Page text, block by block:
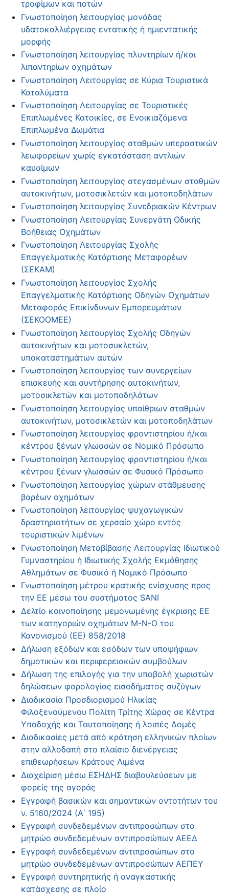
τροφίμων και ποτών
Γνωστοποίηση λειτουργίας μονάδας
υδατοκαλλιέργειας εντατικής ή ημιεντατικής
μορφής
Γνωστοποίηση λειτουργίας πλυντηρίων ή/και
λιπαντηρίων οχημάτων
Γνωστοποίηση Λειτουργίας σε Κύρια Τουριστικά
Καταλύματα
Γνωστοποίηση Λειτουργίας σε Τουριστικές
Επιπλωμένες Κατοικίες, σε Ενοικιαζόμενα
Επιπλωμένα Δωμάτια
Γνωστοποίηση λειτουργίας σταθμών υπεραστικών
λεωφορείων χωρίς εγκατάσταση αντλιών
καυσίμων
Γνωστοποίηση λειτουργίας στεγασμένων σταθμών
αυτοκινήτων, μοτοσικλετών και μοτοποδηλάτων
Γνωστοποίηση λειτουργίας Συνεδριακών Κέντρων
Γνωστοποίηση Λειτουργίας Συνεργάτη Οδικής
Βοήθειας Οχημάτων
Γνωστοποίηση Λειτουργίας Σχολής
Επαγγελματικής Κατάρτισης Μεταφορέων
(ΣΕΚΑΜ)
Γνωστοποίηση λειτουργίας Σχολής
Επαγγελματικής Κατάρτισης Οδηγών Οχημάτων
Μεταφοράς Επικίνδυνων Εμπορευμάτων
(ΣΕΚΟΟΜΕΕ)
Γνωστοποίηση λειτουργίας Σχολής Οδηγών
αυτοκινήτων και μοτοσυκλετών,
υποκαταστημάτων αυτών
Γνωστοποίηση λειτουργίας των συνεργείων
επισκευής και συντήρησης αυτοκινήτων,
μοτοσικλετών και μοτοποδηλάτων
Γνωστοποίηση λειτουργίας υπαίθριων σταθμών
αυτοκινήτων, μοτοσικλετών και μοτοποδηλάτων
Γνωστοποίηση λειτουργίας φροντιστηρίου ή/και
κέντρου ξένων γλωσσών σε Νομικό Πρόσωπο
Γνωστοποίηση λειτουργίας φροντιστηρίου ή/και
κέντρου ξένων γλωσσών σε Φυσικό Πρόσωπο
Γνωστοποίηση λειτουργίας χώρων στάθμευσης
βαρέων οχημάτων
Γνωστοποίηση λειτουργίας ψυχαγωγικών
δραστηριοτήτων σε χερσαίο χώρο εντός
τουριστικών λιμένων
Γνωστοποίηση Μεταβίβασης Λειτουργίας Ιδιωτικού
Γυμναστηρίου ή Ιδιωτικής Σχολής Εκμάθησης
Αθλημάτων σε Φυσικό ή Νομικό Πρόσωπο
Γνωστοποίηση μέτρου κρατικής ενίσχυσης προς
την ΕΕ μέσω του συστήματος SANI
Δελτίο κοινοποίησης μεμονωμένης έγκρισης ΕΕ
των κατηγοριών οχημάτων Μ-Ν-Ο του
Κανονισμού (ΕΕ) 858/2018
Δήλωση εξόδων και εσόδων των υποψήφιων
δημοτικών και περιφερειακών συμβούλων
Δήλωση της επιλογής για την υποβολή χωριστών
δηλώσεων φορολογίας εισοδήματος συζύγων
Διαδικασία Προσδιορισμού Ηλικίας
Φιλοξενούμενου Πολίτη Τρίτης Χώρας σε Κέντρα
Υποδοχής και Ταυτοποίησης ή λοιπές Δομές
Διαδικασίες μετά από κράτηση ελληνικών πλοίων
στην αλλοδαπή στο πλαίσιο διενέργειας
επιθεωρήσεων Κράτους Λιμένα
Διαχείριση μέσω ΕΣΗΔΗΣ διαβουλεύσεων με
φορείς της αγοράς
Εγγραφή βασικών και σημαντικών οντοτήτων του
ν. 5160/2024 (Α΄ 195)
Εγγραφή συνδεδεμένων αντιπροσώπων στο
μητρώο συνδεδεμένων αντιπροσώπων ΑΕΕΔ
Εγγραφή συνδεδεμένων αντιπροσώπων στο
μητρώο συνδεδεμένων αντιπροσώπων ΑΕΠΕΥ
Εγγραφή συντηρητικής ή αναγκαστικής
κατάσχεσης σε πλοίο